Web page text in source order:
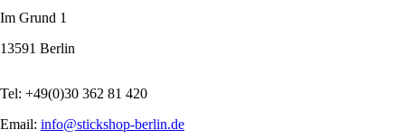
Im Grund 1
13591 Berlin
Tel: +49(0)30 362 81 420
Email: info@stickshop-berlin.de